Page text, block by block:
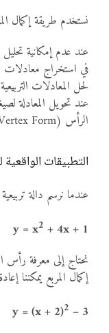
نستخدم طريقة إكمال
عند عدم إمكانية تحليل
في استخراج معادلات
لحل المعادلات
الرأس (Vertex Form).
التطبيقات
عندما نرسم دالة
y = x2 + 4x + 1
نحتاج إلى معرفة رأس
إكمال المربع يمكننا
y = (x + 2)2 – 3